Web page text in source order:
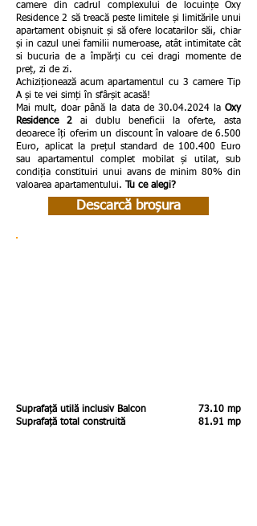
camere din cadrul complexului de locuințe Oxy
Residence 2 să treacă peste limitele și limitările unui
apartament obișnuit și să ofere locatarilor săi, chiar
și in cazul unei familii numeroase, atât intimitate cât
si bucuria de a împărți cu cei dragi momente de
preț, zi de zi.
Achiziționează acum apartamentul cu 3 camere Tip
A și te vei simți în sfârșit acasă!
Mai mult, doar până la data de 30.04.2024laOxy
Residence 2 ai dublu beneficii la oferte, asta
deoarece îți oferim un discount în valoare de 6.500
Euro, aplicat la prețul standard de 100.400 Euro
sau apartamentul complet mobilat și utilat, sub
condiția constituiri unui avans de minim 80% din
valoarea apartamentului.
Tu ce alegi?
Descarcă broșura
Suprafață utilă inclusiv Balcon
Suprafață total construită
73.10 mp
81.91 mp